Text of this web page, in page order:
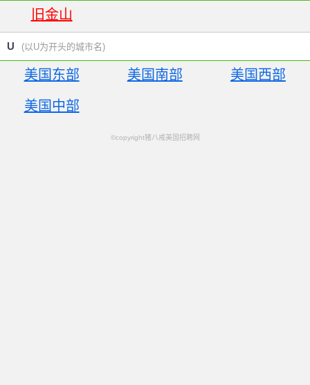
旧金山
U (以U为开头的城市名)
美国东部 美国南部 美国西部
美国中部
©copyright猪八戒美国招聘网